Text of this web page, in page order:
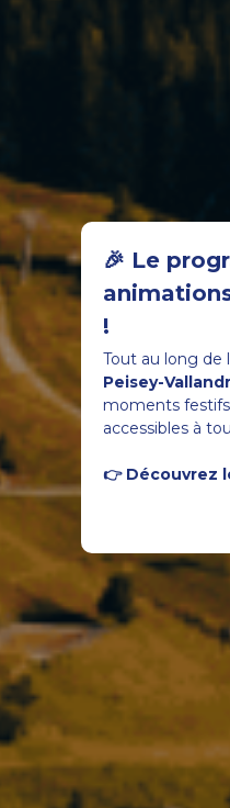
🎉 Le
!
Tout au long de
Peisey-
moments
accessibles à
👉 Découvrez